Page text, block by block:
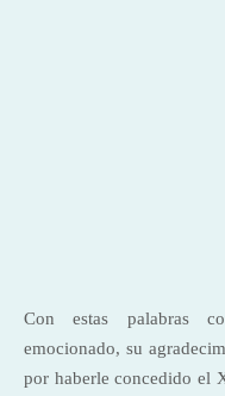
Con estas palabras
emocionado, su
por haberle concedido el